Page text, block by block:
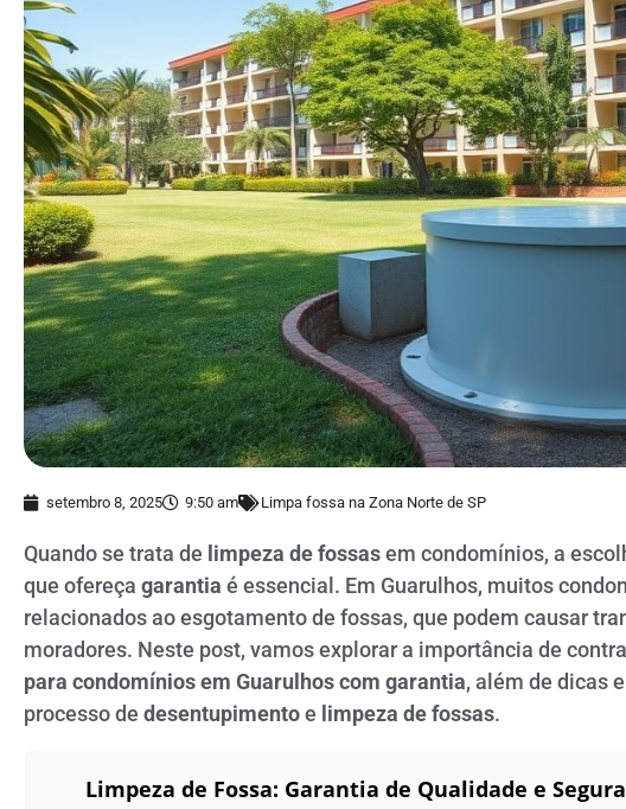
setembro 8, 2025 9:50 am Limpa fossa na Zona Norte de SP
Quando se trata de limpeza de fossasem condomínios, a
que ofereça garantia é essencial. Em Guarulhos, muitos
relacionados ao esgotamento de fossas, que podem causar
moradores. Neste post, vamos explorar a importância de
para condomínios em Guarulhos com garantia, além de dicas
processo de desentupimentoe limpeza de fossas.
Limpeza de Fossa: Garantia de Qualidade e